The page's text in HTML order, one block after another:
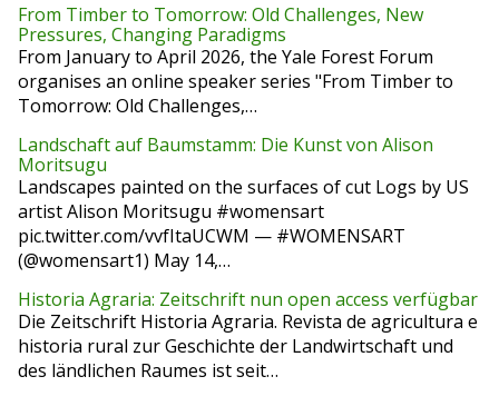
From Timber to Tomorrow: Old Challenges, New
Pressures, Changing Paradigms
From January to April 2026, the Yale Forest Forum
organises an online speaker series "From Timber to
Tomorrow: Old Challenges,…
Landschaft auf Baumstamm: Die Kunst von Alison
Moritsugu
Landscapes painted on the surfaces of cut Logs by US
artist Alison Moritsugu #womensart
pic.twitter.com/vvfItaUCWM — #WOMENSART
(@womensart1) May 14,…
Historia Agraria: Zeitschrift nun open access verfügbar
Die Zeitschrift Historia Agraria. Revista de agricultura e
historia rural zur Geschichte der Landwirtschaft und
des ländlichen Raumes ist seit…